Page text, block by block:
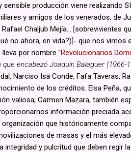
sensible producción viene realizando
y amigos de los venerados, de
Chaljub Mejía... [sobrevivientes
no ahora, en vida?)]- que nos
lleva por nombre "Revolucionarios
encabezó Joaquín Balaguer (1966-
Narciso Isa Conde, Fafa Taveras,
de los créditos. Elsa Peña,
valiosa; Carmen Mazara, también
información preciada
organización que históricamente
de masas y el más
integridad y pulcritud que deben regir